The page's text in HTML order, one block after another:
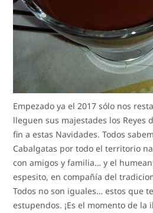
Empezado ya el 2017 sólo nos
lleguen sus majestades los Reyes
fin a estas Navidades. Todos
Cabalgatas por todo el territorio
con amigos y familia… y el
espesito, en compañía del
Todos no son iguales… estos que
estupendos. ¡Es el momento de la